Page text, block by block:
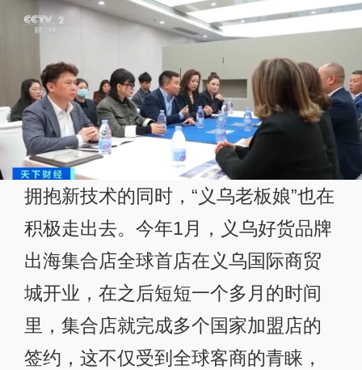
拥抱新技术的同时，“义乌老板娘”也在
积极走出去。今年1月，义乌好货品牌
出海集合店全球首店在义乌国际商贸
城开业，在之后短短一个多月的时间
里，集合店就完成多个国家加盟店的
签约，这不仅受到全球客商的青睐，